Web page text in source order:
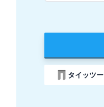
タイッツー